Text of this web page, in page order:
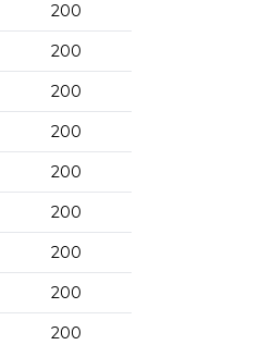
200
200
200
200
200
200
200
200
200